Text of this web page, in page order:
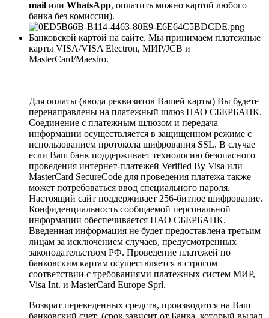
mail или WhatsApp, оплатить можно картой любого
банка без комиссии).
Банковской картой на сайте. Мы принимаем платежные
карты VISA/VISA Electron, МИР/JCB и
MasterCard/Maestro.
Для оплаты (ввода реквизитов Вашей карты) Вы будете
перенаправлены на платежный шлюз ПАО СБЕРБАНК.
Соединение с платежным шлюзом и передача
информации осуществляется в защищенном режиме с
использованием протокола шифрования SSL. В случае
если Ваш банк поддерживает технологию безопасного
проведения интернет-платежей Verified By Visa или
MasterCard SecureCode для проведения платежа также
может потребоваться ввод специального пароля.
Настоящий сайт поддерживает 256-битное шифрование.
Конфиденциальность сообщаемой персональной
информации обеспечивается ПАО СБЕРБАНК.
Введенная информация не будет предоставлена третьим
лицам за исключением случаев, предусмотренных
законодательством РФ. Проведение платежей по
банковским картам осуществляется в строгом
соответствии с требованиями платежных систем МИР,
Visa Int. и MasterCard Europe Sprl.
Возврат переведенных средств, производится на Ваш
банковский счет (срок зависит от Банка, который выдал